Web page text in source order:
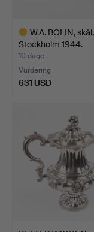
W.A. BOLIN,
Stockholm 1944.
10 dage
Vurdering
631 USD